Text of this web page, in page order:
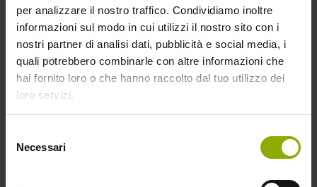
per analizzare il nostro traffico. Condividiamo inoltre
informazioni sul modo in cui utilizzi il nostro sito con i
nostri partner di analisi dati, pubblicità e social media, i
quali potrebbero combinarle con altre informazioni che
hai fornito loro o che hanno raccolto dal tuo utilizzo dei
loro servizi.
delNecessari
per la prima
il film d’animazione che ha segnato la